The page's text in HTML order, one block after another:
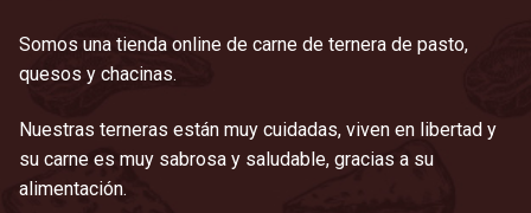
Somos una tienda online de carne de ternera de pasto,
quesos y chacinas.
Nuestras terneras están muy cuidadas, viven en libertad y
su carne es muy sabrosa y saludable, gracias a su
alimentación.